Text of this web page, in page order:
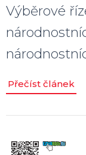
Výběrové
Přečíst článek